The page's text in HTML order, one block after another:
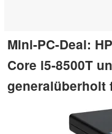
Mini-PC-Deal:
Core i5-8500T
generalüberholt